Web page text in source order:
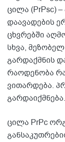
ცილა (PrPsc)
დაავადების
ცხვრებში
სხვა,
გარდაქმნის
რაოდენობა
ვითარდება.
გარდაიქმნება.
ცილა PrPc